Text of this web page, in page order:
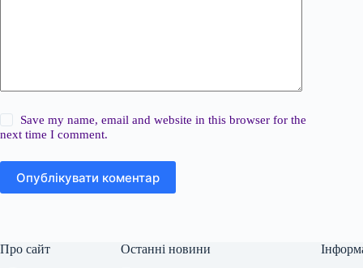
Save my name, email and website in this browser for the
next time I comment.
Опублікувати коментар
Про сайт Останні новини